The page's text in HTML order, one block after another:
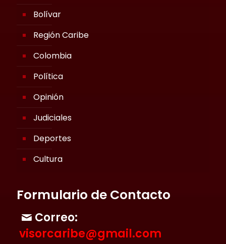
Bolívar
Región Caribe
Colombia
Política
Opinión
Judiciales
Deportes
Cultura
Formulario de Contacto
Correo:
visorcaribe@gmail.com